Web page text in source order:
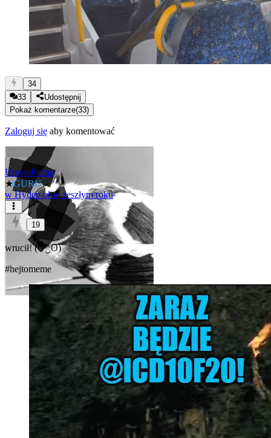
34
33
Udostępnij
Pokaż komentarze(33)
Zaloguj się aby komentować
UmytaPacha
★GURU
w Hydeparkw zeszłym roku
19
wrucił! (ʘ‿ʘ)
#hejtomeme